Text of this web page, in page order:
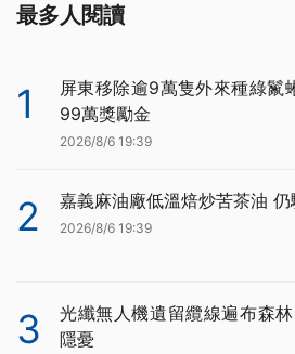
最多人閱讀
1
屏東移除逾9萬隻外來種綠鬣
99萬獎勵金
2026/8/6 19:39
2 嘉義麻油廠低溫焙炒苦茶油
2026/8/6 19:39
3
光纖無人機遺留纜線遍布森
隱憂